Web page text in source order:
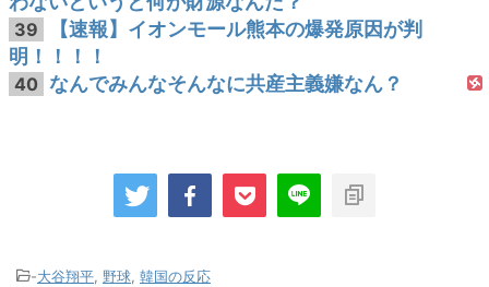
39
【速報】イオンモール熊本の爆発原因が判
明！！！！
40 なんでみんなそんなに共産主義嫌なん？
-大谷翔平 野球 韓国の反応